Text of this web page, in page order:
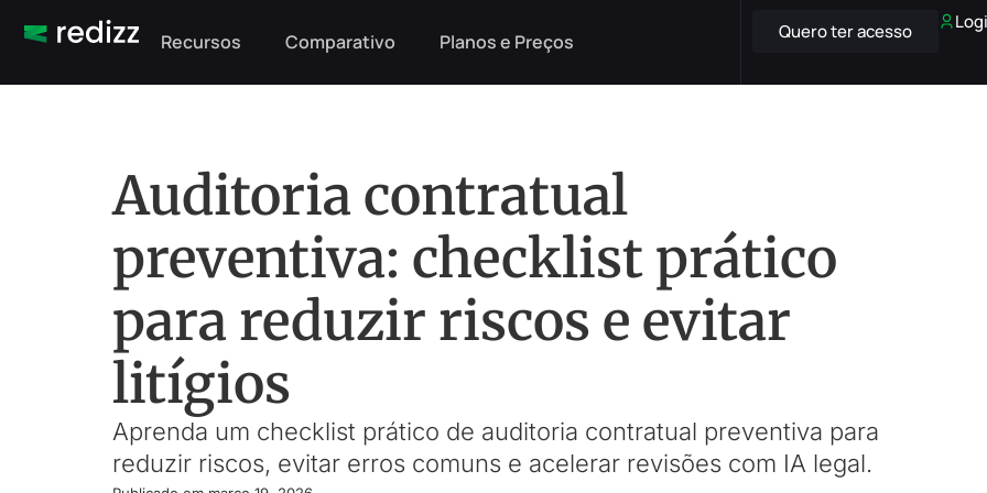
Recursos Comparativo Planos e Preços Quero ter acesso
Auditoria contratual
preventiva: checklist prático
para reduzir riscos e evitar
litígios
Aprenda um checklist prático de auditoria contratual preventiva para
reduzir riscos, evitar erros comuns e acelerar revisões com IA legal.